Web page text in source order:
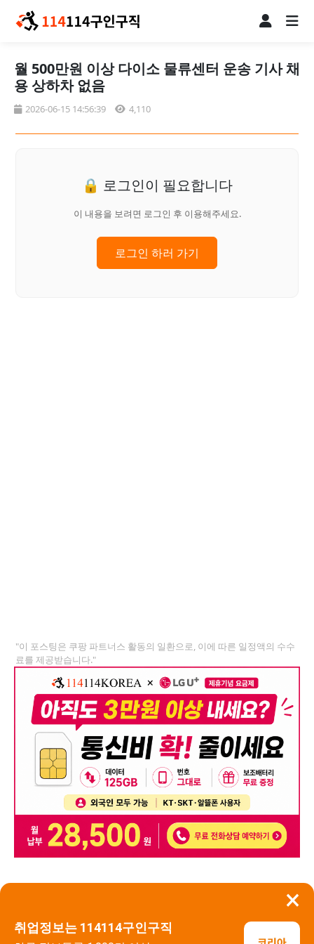
×
취업정보는 114114구인구직
월 500만원 이상 다이소 물류센터 운송 기사 채
용 상하차 없음
2026-06-15 14:56:39 4,110
🔒 로그인이 필요합니다
이 내용을 보려면 로그인 후 이용해주세요.
로그인 하러 가기
"이 포스팅은 쿠팡 파트너스 활동의 일환으로, 이에 따른 일정액의 수수
료를 제공받습니다."